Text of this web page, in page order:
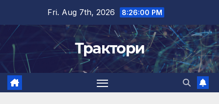
content
Fri. Aug 7th, 2026 8:26:00 PM
Трактори